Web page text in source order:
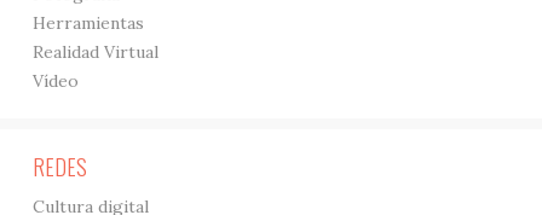
Herramientas
Realidad Virtual
Vídeo
REDES
Cultura digital